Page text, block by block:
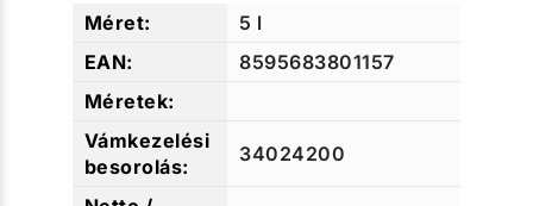
5 l
8595683801157
34024200